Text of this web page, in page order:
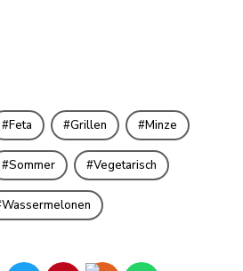
Feta Grillen Minze
Sommer Vegetarisch
Wassermelonen